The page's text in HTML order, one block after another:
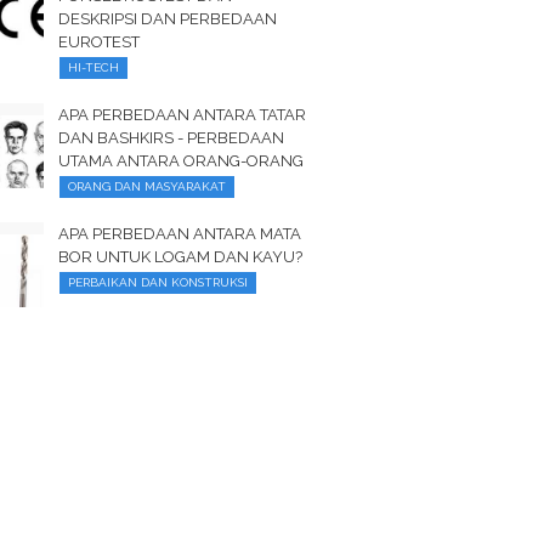
DESKRIPSI DAN PERBEDAAN
EUROTEST
HI-TECH
APA PERBEDAAN ANTARA TATAR
DAN BASHKIRS - PERBEDAAN
UTAMA ANTARA ORANG-ORANG
ORANG DAN MASYARAKAT
APA PERBEDAAN ANTARA MATA
BOR UNTUK LOGAM DAN KAYU?
PERBAIKAN DAN KONSTRUKSI